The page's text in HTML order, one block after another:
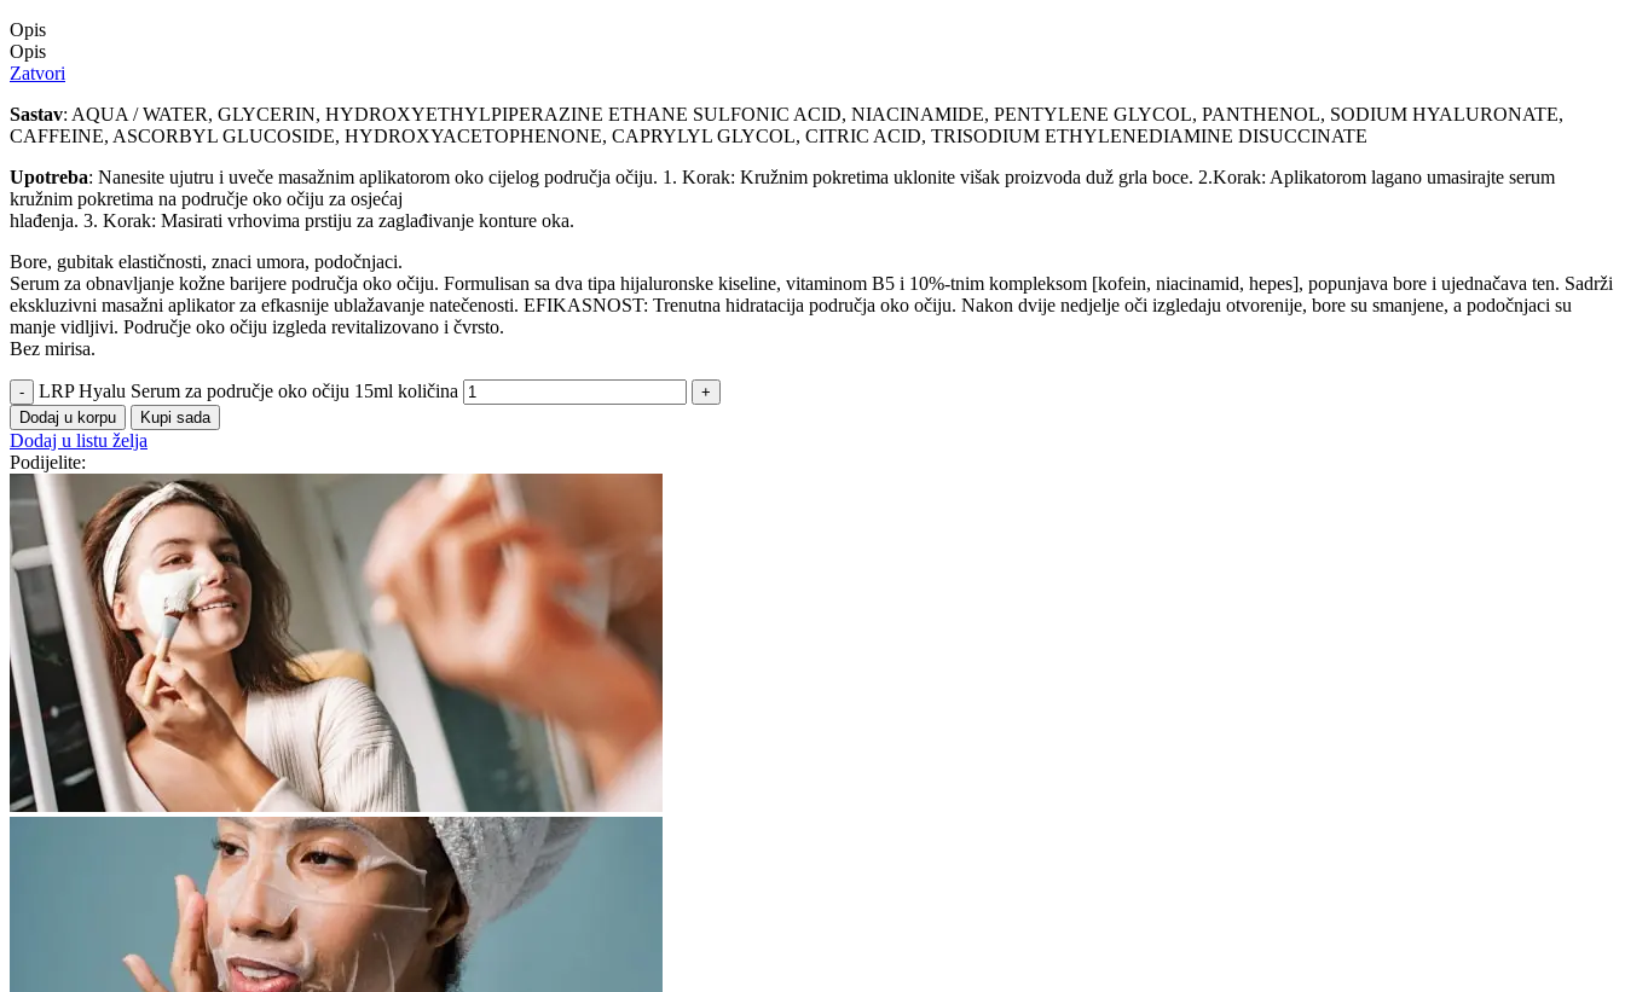
Opis
Opis
Zatvori
Sastav: AQUA / WATER, GLYCERIN, HYDROXYETHYLPIPERAZINE ETHANE SULFONIC ACID, NIACINAMIDE, PENTYLENE GLYCOL, PANTHENOL, SODIUM HYALURONATE,
CAFFEINE, ASCORBYL GLUCOSIDE, HYDROXYACETOPHENONE, CAPRYLYL GLYCOL, CITRIC ACID, TRISODIUM ETHYLENEDIAMINE DISUCCINATE
Upotreba: Nanesite ujutru i uveče masažnim aplikatorom oko cijelog područja očiju. 1. Korak: Kružnim pokretima uklonite višak proizvoda duž grla boce. 2.Korak: Aplikatorom lagano umasirajte serum
kružnim pokretima na područje oko očiju za osjećaj
hlađenja. 3. Korak: Masirati vrhovima prstiju za zaglađivanje konture oka.
Bore, gubitak elastičnosti, znaci umora, podočnjaci.
Serum za obnavljanje kožne barijere područja oko očiju. Formulisan sa dva tipa hijaluronske kiseline, vitaminom B5 i 10%-tnim kompleksom [kofein, niacinamid, hepes], popunjava bore i ujednačava ten. Sadrži
ekskluzivni masažni aplikator za efkasnije ublažavanje natečenosti. EFIKASNOST: Trenutna hidratacija područja oko očiju. Nakon dvije nedjelje oči izgledaju otvorenije, bore su smanjene, a podočnjaci su
manje vidljivi. Područje oko očiju izgleda revitalizovano i čvrsto.
Bez mirisa.
LRP Hyalu Serum za područje oko očiju 15ml količina
Dodaj u korpu Kupi sada
Dodaj u listu želja
Podijelite: